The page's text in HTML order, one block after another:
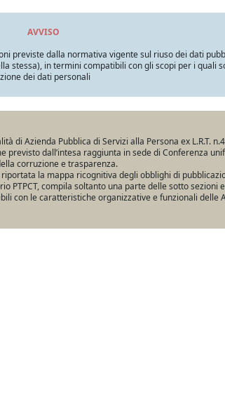
AVVISO
previste dalla normativa vigente sul riuso dei dati
stessa), in termini compatibili con gli scopi per i quali
dei dati personali
di Azienda Pubblica di Servizi alla Persona ex L.R.T.
dall’intesa raggiunta in sede di Conferenza
corruzione e trasparenza.
la mappa ricognitiva degli obblighi di
PTPCT, compila soltanto una parte delle sotto sezioni
con le caratteristiche organizzative e funzionali delle